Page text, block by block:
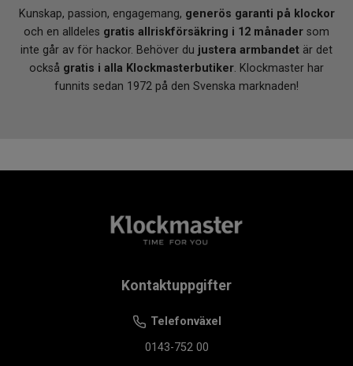
Kunskap, passion, engagemang, generös garanti på klockor
och en alldeles gratis allriskförsäkring i 12 månader som
inte går av för hackor. Behöver du justera armbandet är det
också gratis i alla Klockmasterbutiker. Klockmaster har
funnits sedan 1972 på den Svenska marknaden!
Kontaktuppgifter
Telefonväxel
0143-752 00